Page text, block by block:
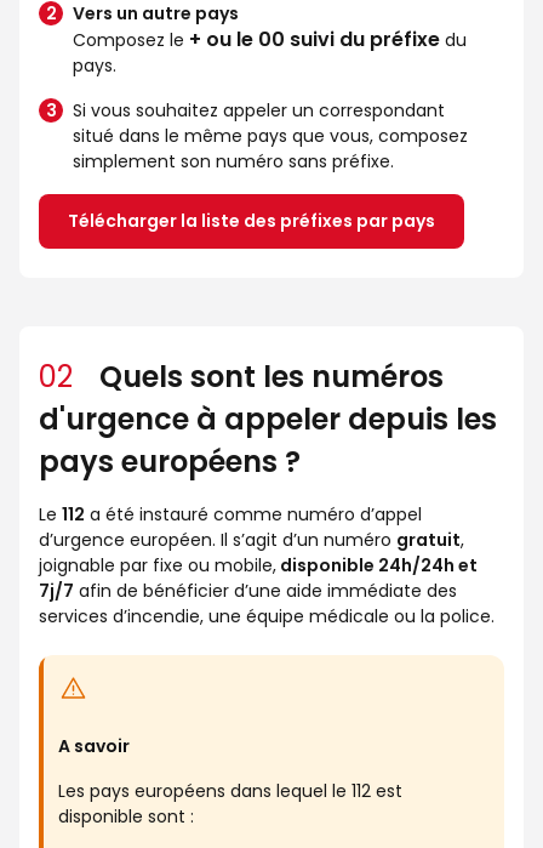
Vers un autre pays
Composez le + ou le 00 suivi du préfixe du
pays.
Si vous souhaitez appeler un correspondant
situé dans le même pays que vous, composez
simplement son numéro sans préfixe.
Télécharger la liste des préfixes par pays
02
Quels sont les numéros
d'urgence à appeler depuis les
pays européens ?
Le 112 a été instauré comme numéro d’appel
d’urgence européen. Il s’agit d’un numéro gratuit,
joignable par fixe ou mobile, disponible 24h/24h et
7j/7 afin de bénéficier d’une aide immédiate des
services d’incendie, une équipe médicale ou la police.
A savoir
Les pays européens dans lequel le 112 est
disponible sont :